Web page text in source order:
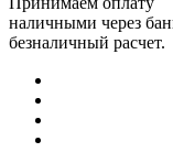
наличными через
безналичный расчет.